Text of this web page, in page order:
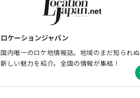
ロケーションジャパン
国内唯一のロケ地情報誌。地域のまだ知られぬ
新しい魅力を紹介。全国の情報が集結！